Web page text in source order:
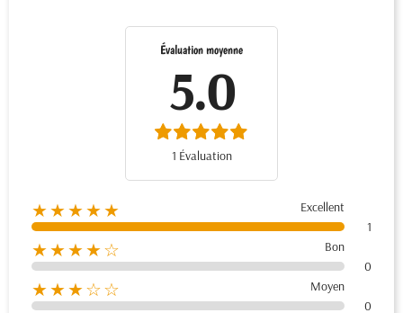
Évaluation moyenne
5.0
1 Évaluation
★★★★★
Excellent
1
★★★★☆
Bon
0
★★★☆☆
Moyen
0